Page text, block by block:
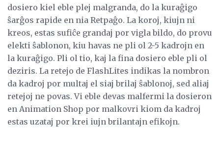
dosiero kiel eble plej malgranda, do la kuraĝigo
ŝarĝos rapide en nia Retpaĝo. La koroj, kiujn ni
kreos, estas sufiĉe grandaj por vigla bildo, do provu
elekti ŝablonon, kiu havas ne pli ol 2-5 kadrojn en
la kuraĝigo. Pli ol tio, kaj la fina dosiero eble pli ol
deziris. La retejo de FlashLites indikas la nombron
da kadroj por multaj el siaj brilaj ŝablonoj, sed aliaj
retejoj ne povas. Vi eble devas malfermi la dosieron
en Animation Shop por malkovri kiom da kadroj
estas uzataj por krei iujn brilantajn efikojn.